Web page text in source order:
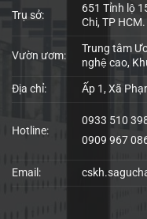
Trụ sở:
651 Tỉnh lộ
Chi, TP HCM.
Vườn ươm:
Trung tâm
nghệ cao,
Địa chỉ: Ấp 1, Xã
Hotline:
0933 510
0909 967
Email: